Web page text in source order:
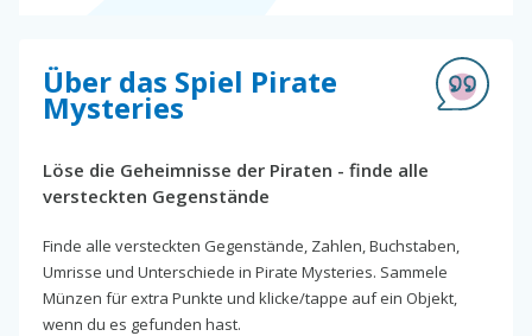
Über das Spiel Pirate
Mysteries
Löse die Geheimnisse der Piraten - finde alle
versteckten Gegenstände
Finde alle versteckten Gegenstände, Zahlen, Buchstaben,
Umrisse und Unterschiede in Pirate Mysteries. Sammele
Münzen für extra Punkte und klicke/tappe auf ein Objekt,
wenn du es gefunden hast.